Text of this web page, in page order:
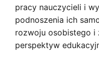
pracy nauczycieli i
podnoszenia ich
rozwoju osobistego i
perspektyw